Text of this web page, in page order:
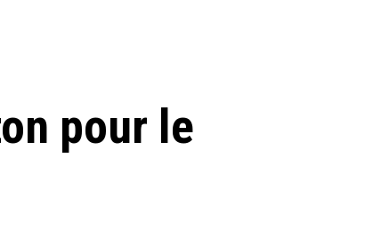
pour le